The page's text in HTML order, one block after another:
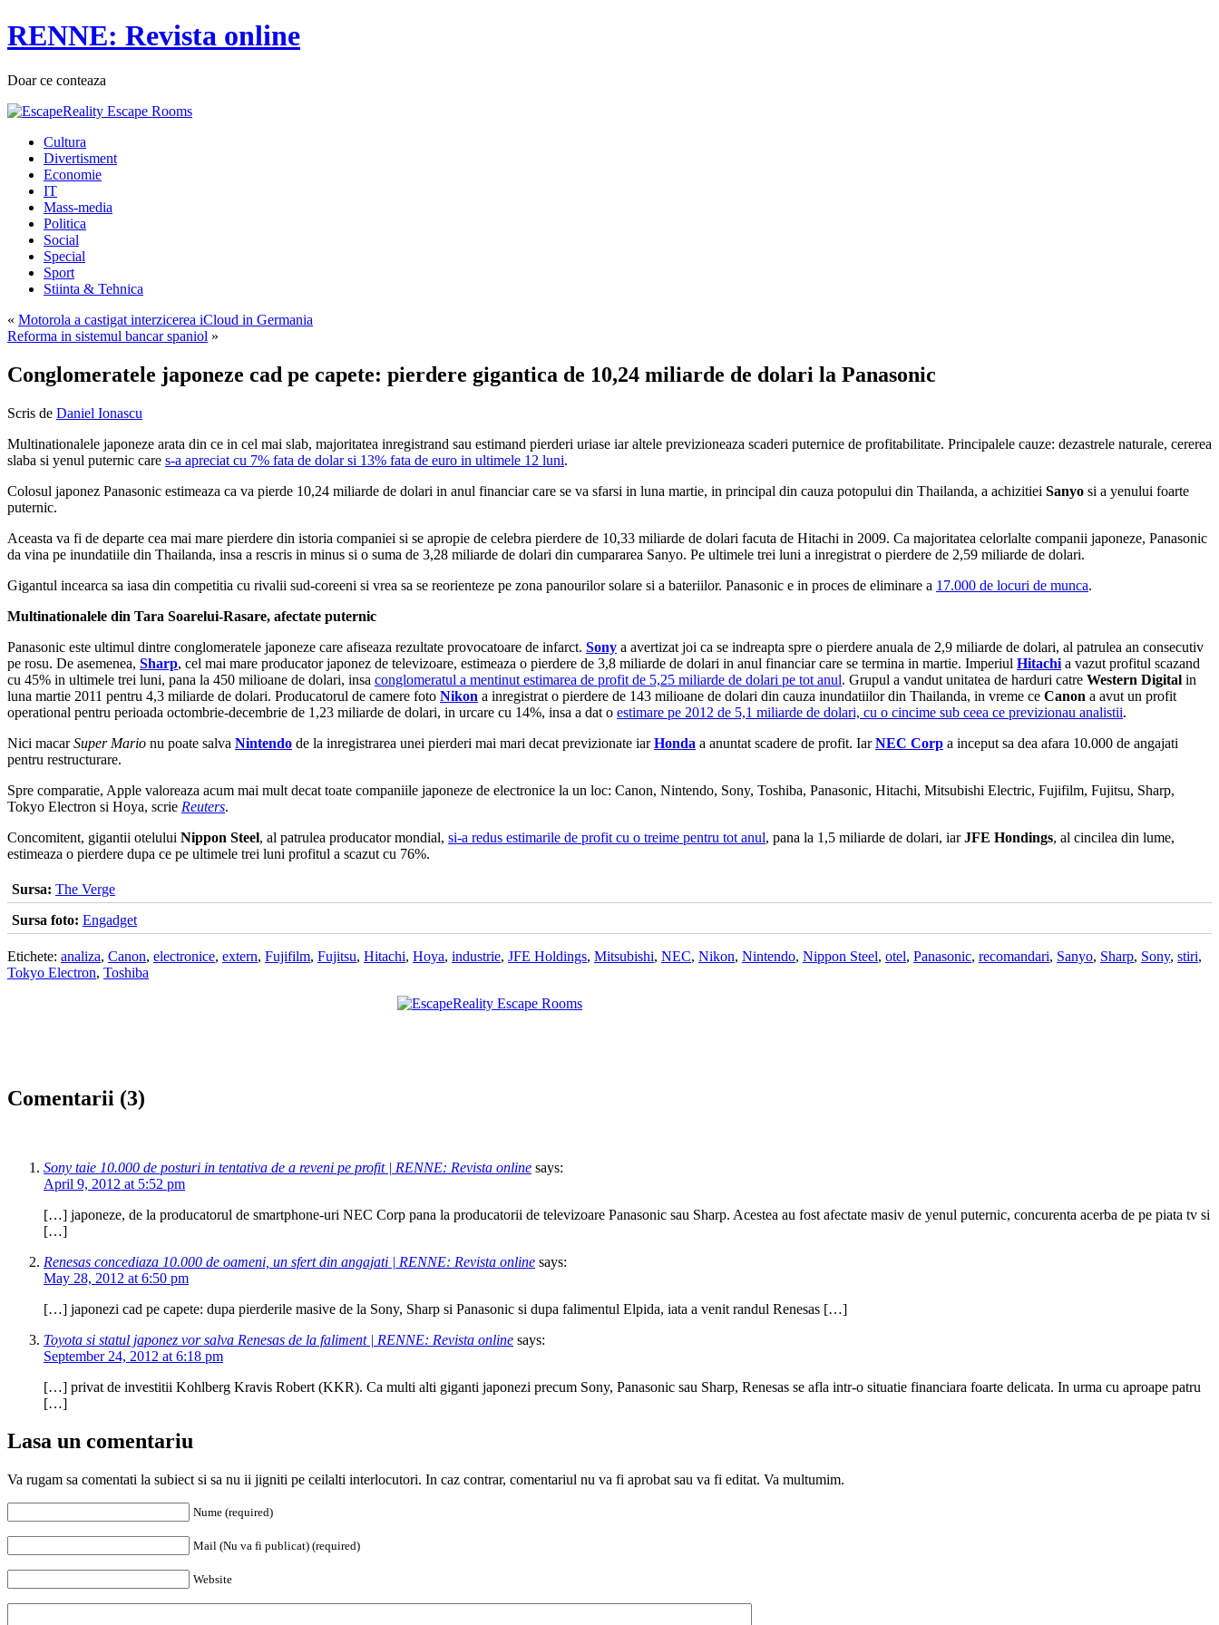
RENNE: Revista online
Doar ce conteaza
Cultura
Divertisment
Economie
IT
Mass-media
Politica
Social
Special
Sport
Stiinta & Tehnica
« Motorola a castigat interzicerea iCloud in Germania
Reforma in sistemul bancar spaniol »
Conglomeratele japoneze cad pe capete: pierdere gigantica de 10,24 miliarde de dolari la Panasonic
Scris de Daniel Ionascu
Multinationalele japoneze arata din ce in cel mai slab, majoritatea inregistrand sau estimand pierderi uriase iar altele previzioneaza scaderi puternice de profitabilitate. Principalele cauze: dezastrele naturale, cererea
slaba si yenul puternic care s-a apreciat cu 7% fata de dolar si 13% fata de euro in ultimele 12 luni.
Colosul japonez Panasonic estimeaza ca va pierde 10,24 miliarde de dolari in anul financiar care se va sfarsi in luna martie, in principal din cauza potopului din Thailanda, a achizitiei Sanyo si a yenului foarte
puternic.
Aceasta va fi de departe cea mai mare pierdere din istoria companiei si se apropie de celebra pierdere de 10,33 miliarde de dolari facuta de Hitachi in 2009. Ca majoritatea celorlalte companii japoneze, Panasonic
da vina pe inundatiile din Thailanda, insa a rescris in minus si o suma de 3,28 miliarde de dolari din cumpararea Sanyo. Pe ultimele trei luni a inregistrat o pierdere de 2,59 miliarde de dolari.
Gigantul incearca sa iasa din competitia cu rivalii sud-coreeni si vrea sa se reorienteze pe zona panourilor solare si a bateriilor. Panasonic e in proces de eliminare a 17.000 de locuri de munca.
Multinationalele din Tara Soarelui-Rasare, afectate puternic
Panasonic este ultimul dintre conglomeratele japoneze care afiseaza rezultate provocatoare de infarct. Sony a avertizat joi ca se indreapta spre o pierdere anuala de 2,9 miliarde de dolari, al patrulea an consecutiv
pe rosu. De asemenea, Sharp, cel mai mare producator japonez de televizoare, estimeaza o pierdere de 3,8 miliarde de dolari in anul financiar care se termina in martie. Imperiul Hitachi a vazut profitul scazand
cu 45% in ultimele trei luni, pana la 450 milioane de dolari, insa conglomeratul a mentinut estimarea de profit de 5,25 miliarde de dolari pe tot anul. Grupul a vandut unitatea de harduri catre Western Digital in
luna martie 2011 pentru 4,3 miliarde de dolari. Producatorul de camere foto Nikon a inregistrat o pierdere de 143 milioane de dolari din cauza inundatiilor din Thailanda, in vreme ce Canon a avut un profit
operational pentru perioada octombrie-decembrie de 1,23 miliarde de dolari, in urcare cu 14%, insa a dat o estimare pe 2012 de 5,1 miliarde de dolari, cu o cincime sub ceea ce previzionau analistii.
Nici macarSuper Mario nu poate salva Nintendo de la inregistrarea unei pierderi mai mari decat previzionate iarHonda a anuntat scadere de profit. IarNEC Corp a inceput sa dea afara 10.000 de angajati
pentru restructurare.
Spre comparatie, Apple valoreaza acum mai mult decat toate companiile japoneze de electronice la un loc: Canon, Nintendo, Sony, Toshiba, Panasonic, Hitachi, Mitsubishi Electric, Fujifilm, Fujitsu, Sharp,
Tokyo Electron si Hoya, scrie Reuters.
Concomitent, gigantii otelului Nippon Steel, al patrulea producator mondial, si-a redus estimarile de profit cu o treime pentru tot anul, pana la 1,5 miliarde de dolari, iarJFE Hondings, al cincilea din lume,
estimeaza o pierdere dupa ce pe ultimele trei luni profitul a scazut cu 76%.
Sursa: The Verge
Sursa foto: Engadget
Etichete: analiza, Canon, electronice, extern, Fujifilm, Fujitsu, Hitachi, Hoya, industrie, JFE Holdings, Mitsubishi, NEC, Nikon, Nintendo, Nippon Steel, otel, Panasonic, recomandari, Sanyo, Sharp, Sony, stiri,
Tokyo Electron, Toshiba
Comentarii (3)
Sony taie 10.000 de posturi in tentativa de a reveni pe profit | RENNE: Revista online says:
April 9, 2012 at 5:52 pm
[…] japoneze, de la producatorul de smartphone-uri NEC Corp pana la producatorii de televizoare Panasonic sau Sharp. Acestea au fost afectate masiv de yenul puternic, concurenta acerba de pe piata tv si
[…]
Renesas concediaza 10.000 de oameni, un sfert din angajati | RENNE: Revista online says:
May 28, 2012 at 6:50 pm
[…] japonezi cad pe capete: dupa pierderile masive de la Sony, Sharp si Panasonic si dupa falimentul Elpida, iata a venit randul Renesas […]
Toyota si statul japonez vor salva Renesas de la faliment | RENNE: Revista online says:
September 24, 2012 at 6:18 pm
[…] privat de investitii Kohlberg Kravis Robert (KKR). Ca multi alti giganti japonezi precum Sony, Panasonic sau Sharp, Renesas se afla intr-o situatie financiara foarte delicata. In urma cu aproape patru
[…]
Lasa un comentariu
Va rugam sa comentati la subiect si sa nu ii jigniti pe ceilalti interlocutori. In caz contrar, comentariul nu va fi aprobat sau va fi editat. Va multumim.
Nume (required)
Mail (Nu va fi publicat) (required)
Website